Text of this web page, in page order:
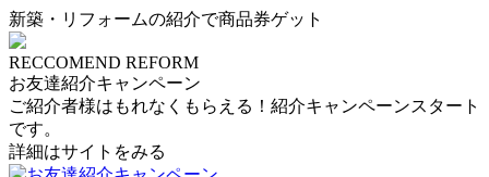
新築・リフォームの紹介で商品券ゲット
RECCOMEND REFORM
お友達紹介キャンペーン
ご紹介者様はもれなくもらえる！紹介キャンペーンスタート
です。
詳細はサイトをみる